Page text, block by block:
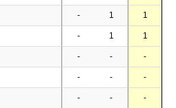
- 1 1
- 1 1
- - -
- - -
- - -